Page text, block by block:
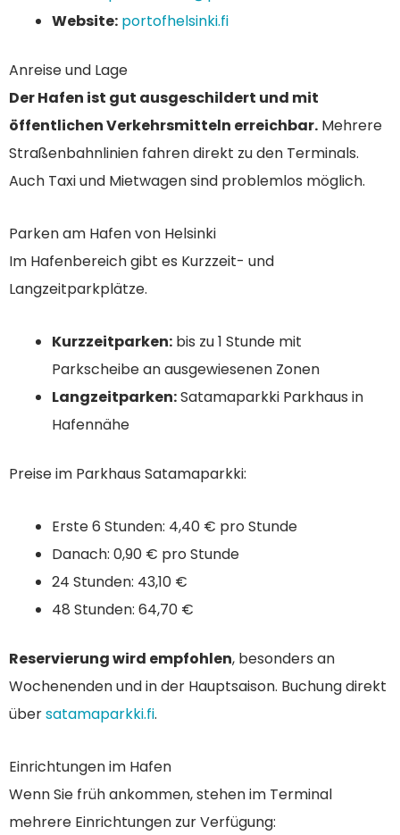
Website: portofhelsinki.fi
Anreise und Lage
Der Hafen ist gut ausgeschildert und mit
öffentlichen Verkehrsmitteln erreichbar. Mehrere
Straßenbahnlinien fahren direkt zu den Terminals.
Auch Taxi und Mietwagen sind problemlos möglich.
Parken am Hafen von Helsinki
Im Hafenbereich gibt es Kurzzeit- und
Langzeitparkplätze.
Kurzzeitparken: bis zu 1 Stunde mit
Parkscheibe an ausgewiesenen Zonen
Langzeitparken:Satamaparkki Parkhaus in
Hafennähe
Preise im Parkhaus Satamaparkki:
Erste 6 Stunden: 4,40 € pro Stunde
Danach: 0,90 € pro Stunde
24 Stunden: 43,10 €
48 Stunden: 64,70 €
Reservierung wird empfohlen, besonders an
Wochenenden und in der Hauptsaison. Buchung direkt
übersatamaparkki.fi.
Einrichtungen im Hafen
Wenn Sie früh ankommen, stehen im Terminal
mehrere Einrichtungen zur Verfügung: